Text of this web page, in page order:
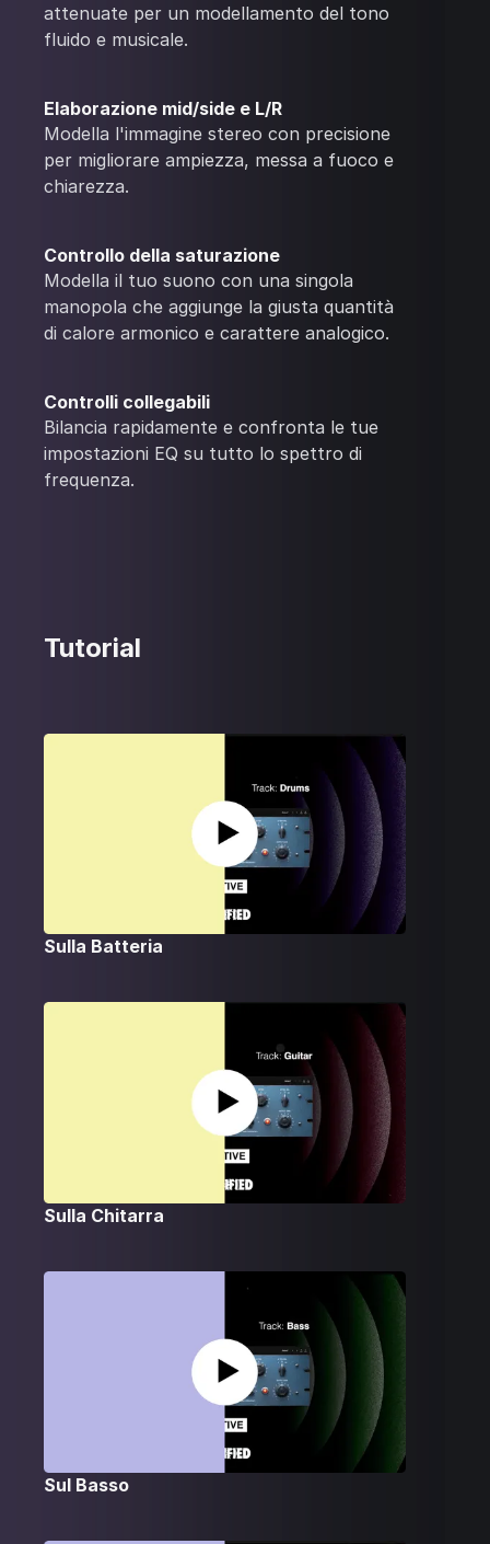
attenuate per un modellamento del tono
fluido e musicale.
Elaborazione mid/side e L/R
Modella l'immagine stereo con precisione
per migliorare ampiezza, messa a fuoco e
chiarezza.
Controllo della saturazione
Modella il tuo suono con una singola
manopola che aggiunge la giusta quantità
di calore armonico e carattere analogico.
Controlli collegabili
Bilancia rapidamente e confronta le tue
impostazioni EQ su tutto lo spettro di
frequenza.
Tutorial
Sulla Batteria
Sulla Chitarra
Sul Basso